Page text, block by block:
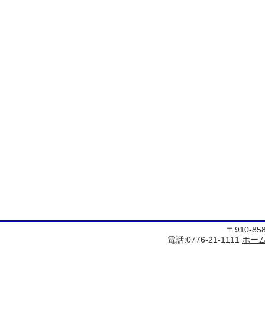
〒910-
電話:0776-21-1111 ホー